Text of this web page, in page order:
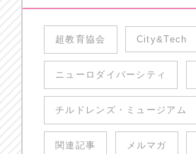
超教育協会 City&Tech
ニューロダイバーシティ
チルドレンズ・ミュージアム
関連記事 メルマガ